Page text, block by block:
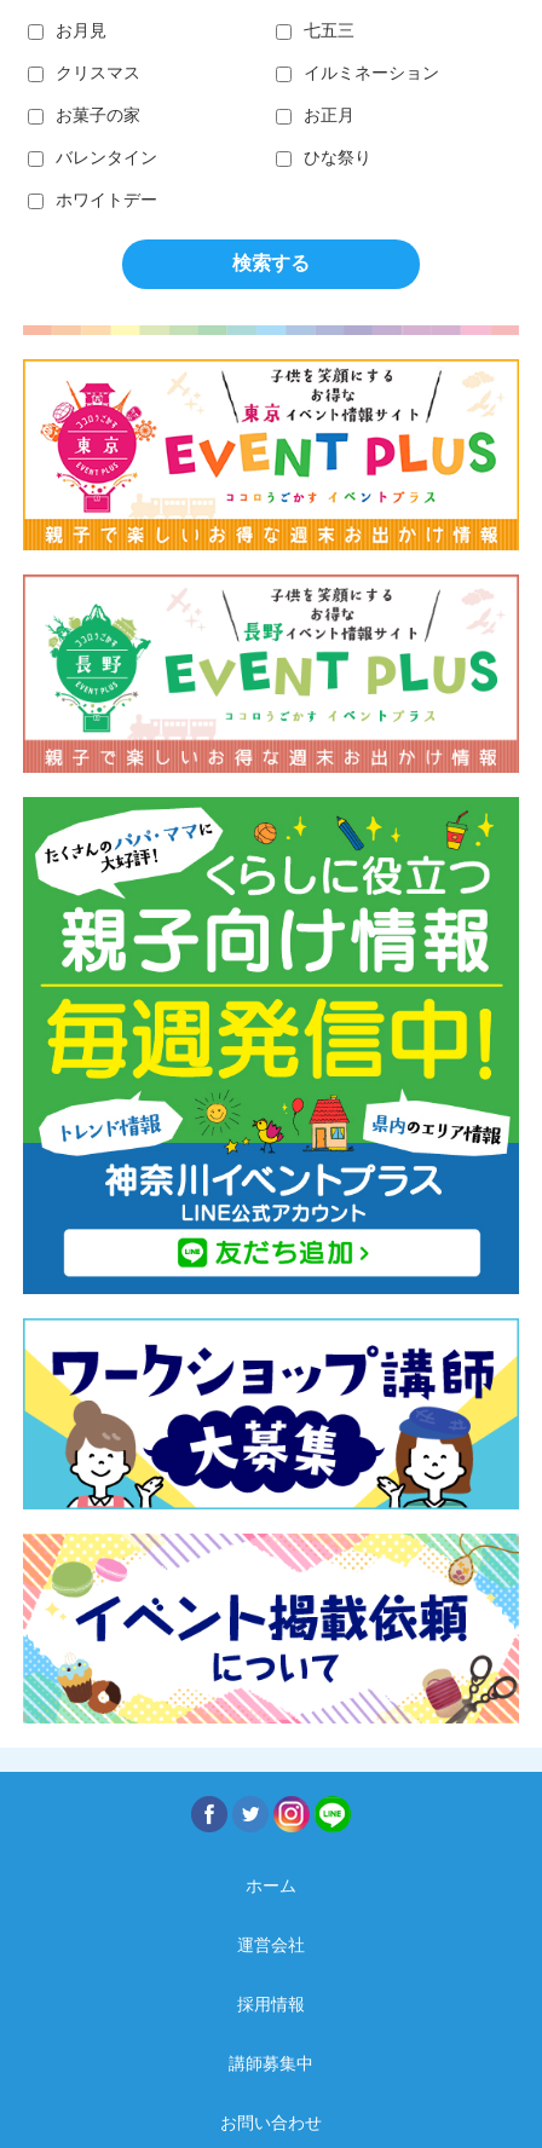
お月見 七五三
クリスマス イルミネーション
お菓子の家 お正月
バレンタイン ひな祭り
ホワイトデー
ホーム
運営会社
採用情報
講師募集中
お問い合わせ